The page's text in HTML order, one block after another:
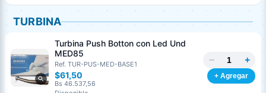
TURBINA
Turbina Push Botton con Led Und
MED85
Ref. TUR-PUS-MED-BASE1
$61,50
Bs 46.537,56
− +
+ Agregar